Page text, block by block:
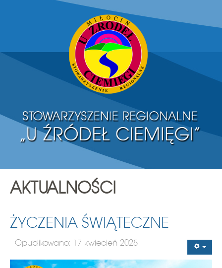
AKTUALNOŚCI
ŻYCZENIA ŚWIĄTECZNE
Opublikowano: 17 kwiecień 2025